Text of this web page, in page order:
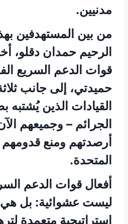
مدنيين.
من بين المستهدفين
الرحيم حمدان دقلو،
قوات الدعم السريع
حميدتي، إلى جانب
القيادات الذين
الجرائم – وجميعهم
أرصدتهم ومنع قدومهم
المتحدة.
أفعال قوات الدعم
ليست عشوائية: بل
استراتيجية متعمدة